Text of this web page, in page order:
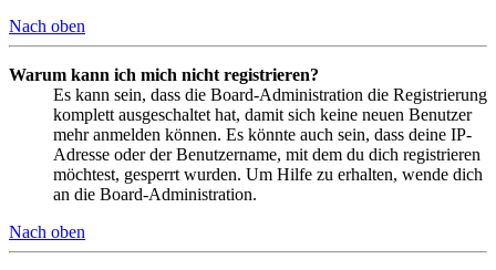
Nach oben
Warum kann ich mich nicht registrieren?
Es kann sein, dass die Board-Administration die Registrierung
komplett ausgeschaltet hat, damit sich keine neuen Benutzer
mehr anmelden können. Es könnte auch sein, dass deine IP-
Adresse oder der Benutzername, mit dem du dich registrieren
möchtest, gesperrt wurden. Um Hilfe zu erhalten, wende dich
an die Board-Administration.
Nach oben